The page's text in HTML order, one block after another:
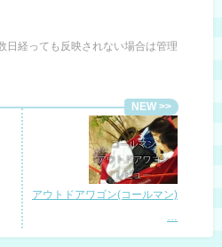
日経っても反映されない場合は管理
アウトドアワゴン(コールマン)